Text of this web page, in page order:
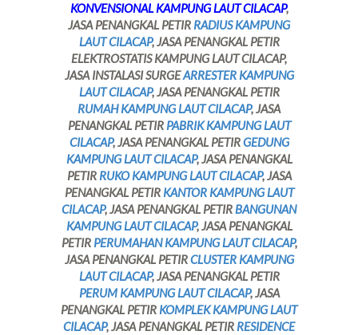
KONVENSIONAL KAMPUNG LAUT CILACAP,
JASA PENANGKAL PETIR RADIUS KAMPUNG
LAUT CILACAP, JASA PENANGKAL PETIR
ELEKTROSTATIS KAMPUNG LAUT CILACAP,
JASA INSTALASI SURGEARRESTER KAMPUNG
LAUT CILACAP, JASA PENANGKAL PETIR
RUMAH KAMPUNG LAUT CILACAP, JASA
PENANGKAL PETIR PABRIK KAMPUNG LAUT
CILACAP, JASA PENANGKAL PETIRGEDUNG
KAMPUNG LAUT CILACAP, JASA PENANGKAL
PETIR RUKO KAMPUNG LAUT CILACAP, JASA
PENANGKAL PETIR KANTOR KAMPUNG LAUT
CILACAP, JASA PENANGKAL PETIRBANGUNAN
KAMPUNG LAUT CILACAP, JASA PENANGKAL
PETIR PERUMAHAN KAMPUNG LAUT CILACAP,
JASA PENANGKAL PETIRCLUSTER KAMPUNG
LAUT CILACAP, JASA PENANGKAL PETIR
PERUM KAMPUNG LAUT CILACAP, JASA
PENANGKAL PETIR KOMPLEK KAMPUNG LAUT
CILACAP, JASA PENANGKAL PETIR RESIDENCE